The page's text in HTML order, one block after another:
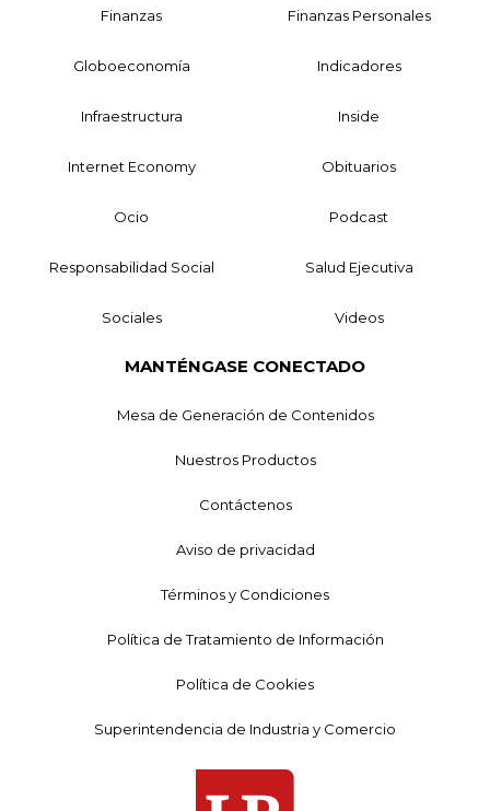
Finanzas Finanzas Personales
Globoeconomía Indicadores
Infraestructura Inside
Internet Economy Obituarios
Ocio Podcast
Responsabilidad Social Salud Ejecutiva
Sociales Videos
MANTÉNGASE CONECTADO
Mesa de Generación de Contenidos
Nuestros Productos
Contáctenos
Aviso de privacidad
Términos y Condiciones
Política de Tratamiento de Información
Política de Cookies
Superintendencia de Industria y Comercio